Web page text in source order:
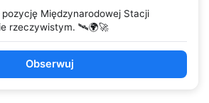
Międzynarodowej Stacji
rzeczywistym. 🛰️🌍🚀
Obserwuj